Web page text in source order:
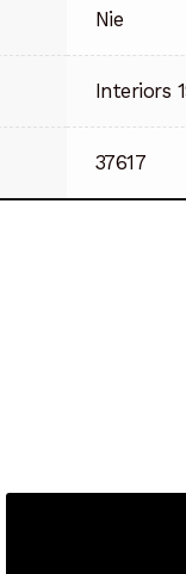
Nie
Interiors
37617